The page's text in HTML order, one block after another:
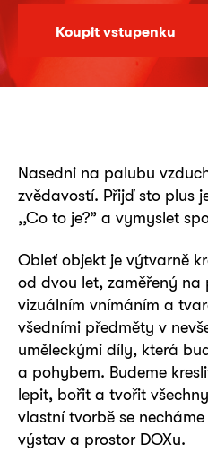
Koupit vstupenku
Nasedni na palubu
zvědavostí. Přijď sto plus
,,Co to je?” a vymyslet
Obleť objekt je výtvarně
od dvou let, zaměřený na
vizuálním vnímáním a
všedními předměty v
uměleckými díly, která
a pohybem. Budeme
lepit, bořit a tvořit
vlastní tvorbě se
výstav a prostor DOXu.